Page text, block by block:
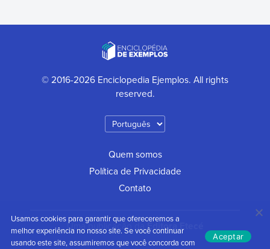
© 2016-2026 Enciclopedia Ejemplos. All rights
reserved.
Quem somos
Política de Privacidade
Contato
Uma publicação daEditora Etecé
Usamos cookies para garantir que ofereceremos a
melhor experiência no nosso site. Se você continuar
usando este site, assumiremos que você concorda com
Aceptar